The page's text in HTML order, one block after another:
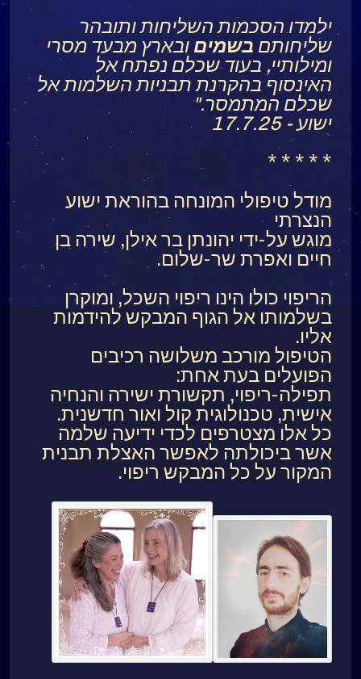
ילמדו הסכמות השליחות ותובהר
שליחותם בשמיםובארץ מבעד מסרי
ומילותיי, בעוד שכלם נפתח אל
האינסוף בהקרנת תבניות השלמות אל
שכלם המתמסר."
ישוע - 17.7.25
* * * * *
מודל טיפולי המונחה בהוראת ישוע
הנצרתי
מוגש על-ידי יהונתן בר אילן, שירה בן
חיים ואפרת שר-שלום.
הריפוי כולו הינו ריפוי השכל, ומוקרן
בשלמותו אל הגוף המבקש להידמות
אליו.
הטיפול מורכב משלושה רכיבים
הפועלים בעת אחת:
תפילה-ריפוי, תקשורת ישירה והנחיה
אישית, טכנולוגית קול ואור חדשנית.
כל אלו מצטרפים לכדי ידיעה שלמה
אשר ביכולתה לאפשר האצלת תבנית
המקור על כל המבקש ריפוי.